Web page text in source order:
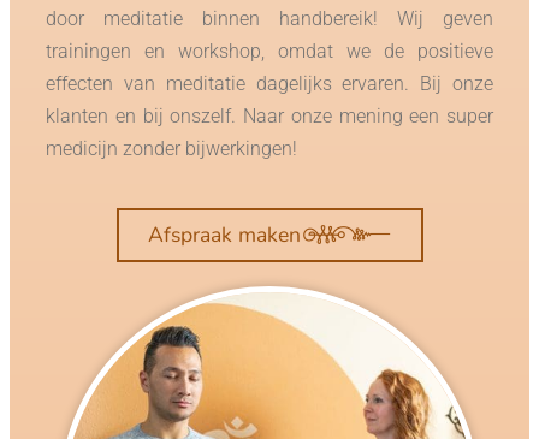
door meditatie binnen handbereik! Wij geven
trainingen en workshop, omdat we de positieve
effecten van meditatie dagelijks ervaren. Bij onze
klanten en bij onszelf. Naar onze mening een super
medicijn zonder bijwerkingen!
Afspraak maken